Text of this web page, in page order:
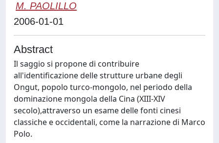
M. PAOLILLO
2006-01-01
Abstract
Il saggio si propone di contribuire
all'identificazione delle strutture urbane degli
Ongut, popolo turco-mongolo, nel periodo della
dominazione mongola della Cina (XIII-XIV
secolo),attraverso un esame delle fonti cinesi
classiche e occidentali, come la narrazione di Marco
Polo.